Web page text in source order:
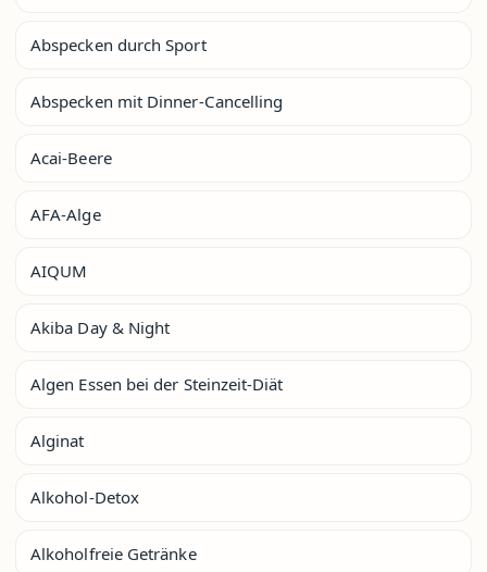
Abspecken durch Sport
Abspecken mit Dinner-Cancelling
Acai-Beere
AFA-Alge
AIQUM
Akiba Day & Night
Algen Essen bei der Steinzeit-Diät
Alginat
Alkohol-Detox
Alkoholfreie Getränke